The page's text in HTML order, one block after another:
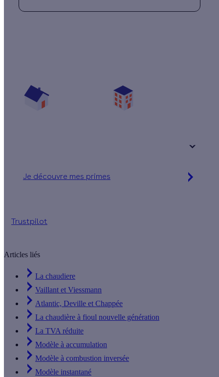
Je découvre mes primes
Trustpilot
Articles liés
La chaudiere
Vaillant et Viessmann
Atlantic, Deville et Chappée
La chaudière à fioul nouvelle génération
La TVA réduite
Modèle à accumulation
Modèle à combustion inversée
Modèle instantané